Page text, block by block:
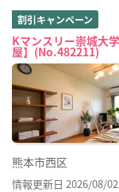
割引キャンペーン
Kマンスリー崇城大
屋】(No.482211)
熊本市西区
情報更新日 2026/08/